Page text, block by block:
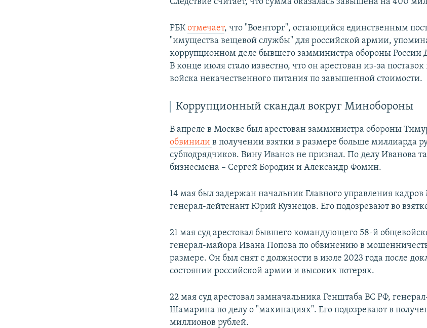
РБКотмечает, что "Военторг", остающийся единственным
"имущества вещевой службы" для российской армии,
коррупционном деле бывшего замминистра обороны России
В конце июля стало известно, что он арестован из-за
войска некачественного питания по завышенной стоимости.
Коррупционный скандал вокруг Минобороны
В апреле в Москве был арестован замминистра обороны
обвинилив получении взятки в размере больше миллиарда
субподрядчиков. Вину Иванов не признал. По делу Иванова
бизнесмена – Сергей Бородин и Александр Фомин.
14 мая был задержан начальник Главного управления
генерал-лейтенант Юрий Кузнецов. Его подозревают во
21 мая суд арестовал бывшего командующего 58-й
генерал-майора Ивана Попова по обвинению в
размере. Он был снят с должности в июле 2023 года после
состоянии российской армии и высоких потерях.
22 мая суд арестовал замначальника Генштаба ВС РФ,
Шамарина по делу о "махинациях". Его подозревают в
миллионов рублей.